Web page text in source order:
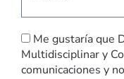
Me gustaría que
Multidisciplinar y
comunicaciones y